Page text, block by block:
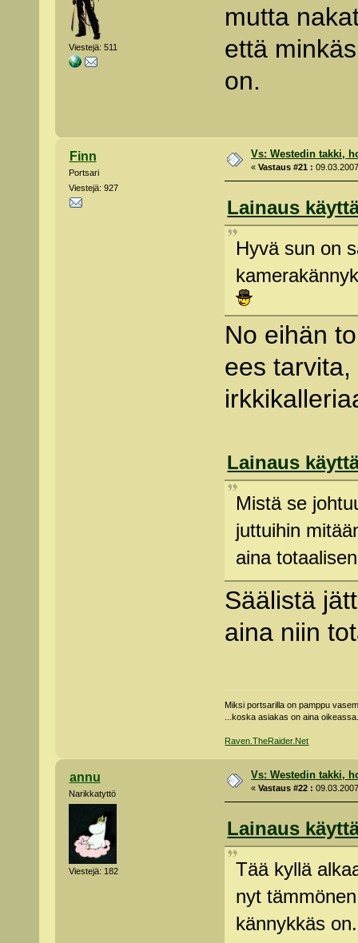
Viestejä: 511
mutta
että
on.
Finn
Portsari
Viestejä: 927
Vs: Westedin takki,
«Vastaus #21 :
Lainaus
Hyvä sun on
No eihän
ees
Lainaus
Mistä se
juttuihin
aina
Säälistä
aina niin
Miksi portsarilla on pamppu
...koska asiakas on aina
Raven.TheRaider.Net
annu
Narikkatyttö
Viestejä: 182
Vs: Westedin takki,
«Vastaus #22 :
Lainaus
Tää kyllä
nyt
kännykkäs on.